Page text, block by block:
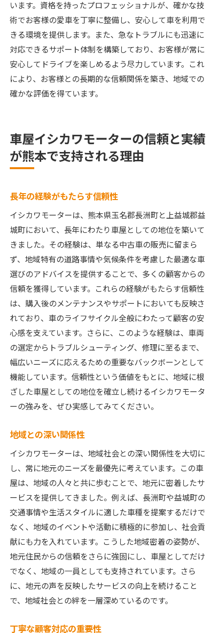
います。資格を持ったプロフェッショナルが、確かな技
術でお客様の愛車を丁寧に整備し、安心して車を利用で
きる環境を提供します。また、急なトラブルにも迅速に
対応できるサポート体制を構築しており、お客様が常に
安心してドライブを楽しめるよう尽力しています。これ
により、お客様との長期的な信頼関係を築き、地域での
確かな評価を得ています。
車屋イシカワモーターの信頼と実績
が熊本で支持される理由
長年の経験がもたらす信頼性
イシカワモーターは、熊本県玉名郡長洲町と上益城郡益
城町において、長年にわたり車屋としての地位を築いて
きました。その経験は、単なる中古車の販売に留まら
ず、地域特有の道路事情や気候条件を考慮した最適な車
選びのアドバイスを提供することで、多くの顧客からの
信頼を獲得しています。これらの経験がもたらす信頼性
は、購入後のメンテナンスやサポートにおいても反映さ
れており、車のライフサイクル全般にわたって顧客の安
心感を支えています。さらに、このような経験は、車両
の選定からトラブルシューティング、修理に至るまで、
幅広いニーズに応えるための重要なバックボーンとして
機能しています。信頼性という価値をもとに、地域に根
ざした車屋としての地位を確立し続けるイシカワモータ
ーの強みを、ぜひ実感してみてください。
地域との深い関係性
イシカワモーターは、地域社会との深い関係性を大切に
し、常に地元のニーズを最優先に考えています。この車
屋は、地域の人々と共に歩むことで、地元に密着したサ
ービスを提供してきました。例えば、長洲町や益城町の
交通事情や生活スタイルに適した車種を提案するだけで
なく、地域のイベントや活動に積極的に参加し、社会貢
献にも力を入れています。こうした地域密着の姿勢が、
地元住民からの信頼をさらに強固にし、車屋としてだけ
でなく、地域の一員としても支持されています。さら
に、地元の声を反映したサービスの向上を続けること
で、地域社会との絆を一層深めているのです。
丁寧な顧客対応の重要性